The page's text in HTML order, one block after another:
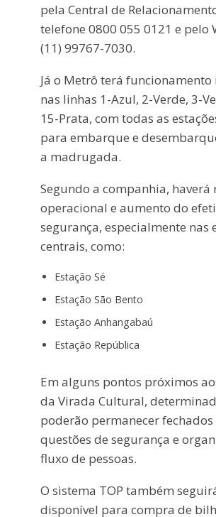
pela Central de
telefone 0800 055 0121 e pelo
(11) 99767-7030.
Já o Metrô terá
nas linhas 1-Azul, 2-Verde, 3-
15-Prata, com todas as
para embarque e
a madrugada.
Segundo a companhia, haverá
operacional e aumento do
segurança, especialmente nas
centrais, como:
Estação Sé
Estação São Bento
Estação Anhangabaú
Estação República
Em alguns pontos próximos
da Virada Cultural,
poderão permanecer
questões de segurança e
fluxo de pessoas.
O sistema TOP também
disponível para compra de